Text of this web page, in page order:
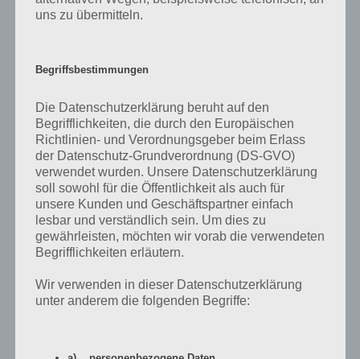
vor Ort, ist auch der pinke Aktenkoffer zu sehen –
ansonsten musst du den Sim erstmal herbeirufen
uns zu übermitteln.
Begriffsbestimmungen
Die Datenschutzerklärung beruht auf den
Begrifflichkeiten, die durch den Europäischen
Richtlinien- und Verordnungsgeber beim Erlass
der Datenschutz-Grundverordnung (DS-GVO)
verwendet wurden. Unsere Datenschutzerklärung
soll sowohl für die Öffentlichkeit als auch für
unsere Kunden und Geschäftspartner einfach
lesbar und verständlich sein. Um dies zu
gewährleisten, möchten wir vorab die verwendeten
Begrifflichkeiten erläutern.
Wir verwenden in dieser Datenschutzerklärung
unter anderem die folgenden Begriffe: